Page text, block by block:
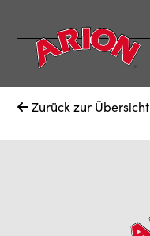
Zurück zur Übersicht